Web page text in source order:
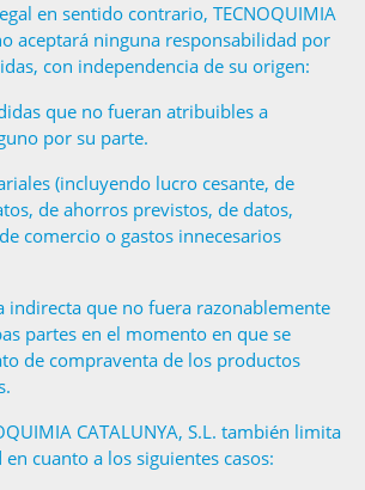
en sentido contrario, TECNOQUIMIA
aceptará ninguna responsabilidad por
con independencia de su origen:
que no fueran atribuibles a
por su parte.
(incluyendo lucro cesante, de
de ahorros previstos, de datos,
comercio o gastos innecesarios
indirecta que no fuera razonablemente
partes en el momento en que se
de compraventa de los productos
CATALUNYA, S.L. también limita
cuanto a los siguientes casos: